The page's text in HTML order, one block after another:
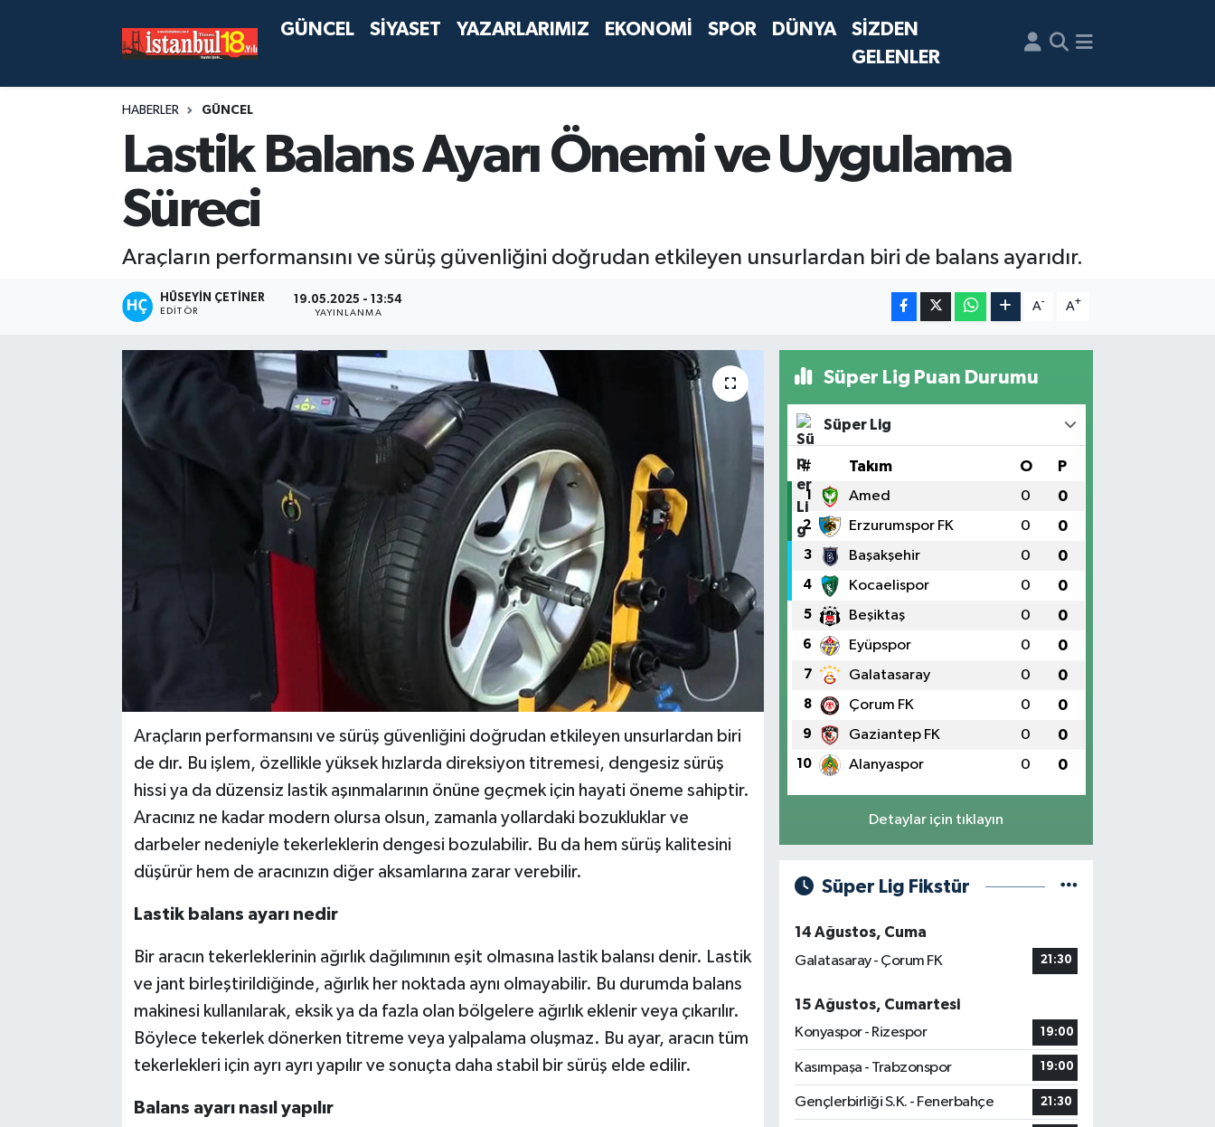
GÜNCEL SİYASET YAZARLARIMIZ EKONOMİ SPOR DÜNYA
SİZDEN
GELENLER
HABERLER GÜNCEL
Lastik Balans Ayarı Önemi ve Uygulama
Süreci
Araçların performansını ve sürüş güvenliğini doğrudan etkileyen unsurlardan biri de balans ayarıdır.
HÜSEYIN ÇETINER
EDITÖR
19.05.2025 - 13:54
YAYINLANMA
A- A+
Araçların performansını ve sürüş güvenliğini doğrudan etkileyen unsurlardan biri
de dır. Bu işlem, özellikle yüksek hızlarda direksiyon titremesi, dengesiz sürüş
hissi ya da düzensiz lastik aşınmalarının önüne geçmek için hayati öneme sahiptir.
Aracınız ne kadar modern olursa olsun, zamanla yollardaki bozukluklar ve
darbeler nedeniyle tekerleklerin dengesi bozulabilir. Bu da hem sürüş kalitesini
düşürür hem de aracınızın diğer aksamlarına zarar verebilir.
Lastik balans ayarı nedir
Bir aracın tekerleklerinin ağırlık dağılımının eşit olmasına lastik balansı denir. Lastik
ve jant birleştirildiğinde, ağırlık her noktada aynı olmayabilir. Bu durumda balans
makinesi kullanılarak, eksik ya da fazla olan bölgelere ağırlık eklenir veya çıkarılır.
Böylece tekerlek dönerken titreme veya yalpalama oluşmaz. Bu ayar, aracın tüm
tekerlekleri için ayrı ayrı yapılır ve sonuçta daha stabil bir sürüş elde edilir.
Balans ayarı nasıl yapılır
Süper Lig Puan Durumu
Süper Lig
# Takım O P
1 Amed 0 0
2 Erzurumspor FK 0 0
3 Başakşehir 0 0
4 Kocaelispor 0 0
5 Beşiktaş 0 0
6 Eyüpspor 0 0
7 Galatasaray 0 0
8 Çorum FK 0 0
9 Gaziantep FK 0 0
10 Alanyaspor 0 0
Detaylar için tıklayın
Süper Lig Fikstür
14 Ağustos, Cuma
Galatasaray - Çorum FK
21:30
15 Ağustos, Cumartesi
Konyaspor - Rizespor
19:00
Kasımpaşa - Trabzonspor 19:00
Gençlerbirliği S.K. - Fenerbahçe 21:30